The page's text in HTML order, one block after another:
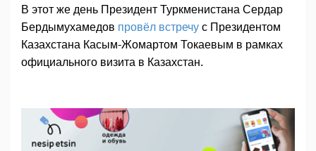
В этот же день Президент Туркменистана Сердар
Бердымухамедов провёл встречу с Президентом
Казахстана Касым-Жомартом Токаевым в рамках
официального визита в Казахстан.